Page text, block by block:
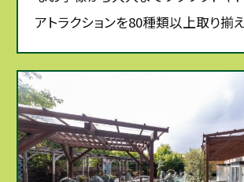
アトラクションを80種類以上取り揃え